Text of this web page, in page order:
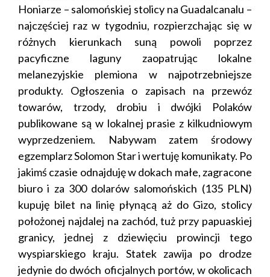
Honiarze – salomońskiej stolicy na Guadalcanalu –
najczęściej raz w tygodniu, rozpierzchając się w
różnych kierunkach suną powoli poprzez
pacyficzne laguny zaopatrując lokalne
melanezyjskie plemiona w najpotrzebniejsze
produkty. Ogłoszenia o zapisach na przewóz
towarów, trzody, drobiu i dwójki Polaków
publikowane są w lokalnej prasie z kilkudniowym
wyprzedzeniem. Nabywam zatem środowy
egzemplarz Solomon Star i wertuję komunikaty. Po
jakimś czasie odnajduję w dokach małe, zagracone
biuro i za 300 dolarów salomońskich (135 PLN)
kupuję bilet na linię płynącą aż do Gizo, stolicy
położonej najdalej na zachód, tuż przy papuaskiej
granicy, jednej z dziewięciu prowincji tego
wyspiarskiego kraju. Statek zawija po drodze
jedynie do dwóch oficjalnych portów, w okolicach